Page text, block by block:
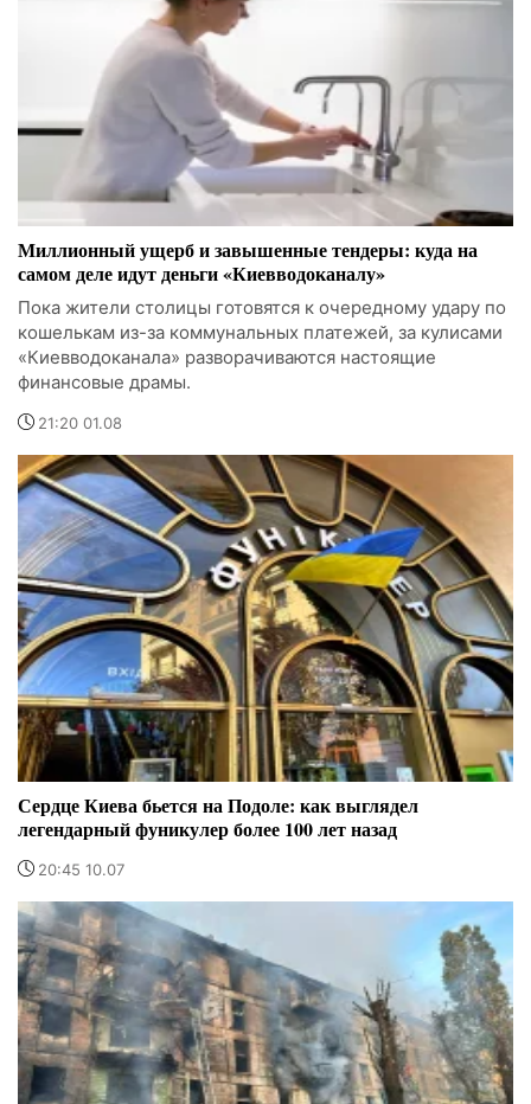
Миллионный ущерб и завышенные тендеры: куда на
самом деле идут деньги «Киевводоканалу»
Пока жители столицы готовятся к очередному удару по
кошелькам из-за коммунальных платежей, за кулисами
«Киевводоканала» разворачиваются настоящие
финансовые драмы.
21:20 01.08
Сердце Киева бьется на Подоле: как выглядел
легендарный фуникулер более 100 лет назад
20:45 10.07